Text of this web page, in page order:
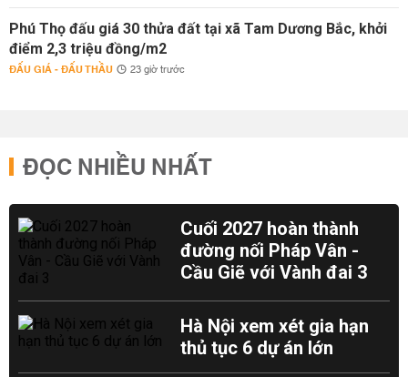
Phú Thọ đấu giá 30 thửa đất tại xã Tam Dương Bắc, khởi
điểm 2,3 triệu đồng/m2
ĐẤU GIÁ - ĐẤU THẦU 23 giờ trước
ĐỌC NHIỀU NHẤT
Cuối 2027 hoàn thành
đường nối Pháp Vân -
Cầu Giẽ với Vành đai 3
Hà Nội xem xét gia hạn
thủ tục 6 dự án lớn